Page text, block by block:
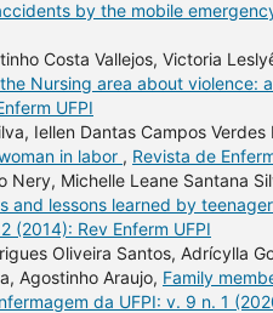
by the mobile
Costa Vallejos, Victoria
Nursing area about violence:
UFPI
Iellen Dantas Campos Verdes
in labor , Revista de
Nery, Michelle Leane Santana
and lessons learned by
(2014): Rev Enferm UFPI
Oliveira Santos, Adrícylla
Agostinho Araujo, Family
da UFPI: v. 9 n. 1